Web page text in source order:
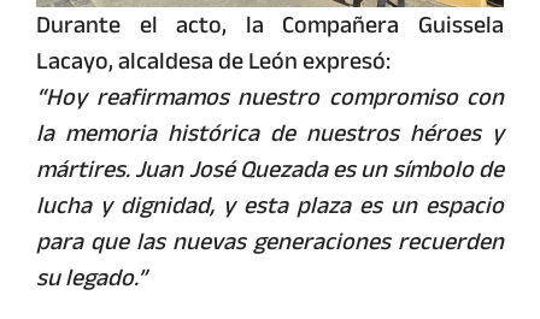
Durante el acto, la Compañera Guissela
Lacayo, alcaldesa de León expresó:
“Hoy reafirmamos nuestro compromiso con
la memoria histórica de nuestros héroes y
mártires. Juan José Quezada es un símbolo de
lucha y dignidad, y esta plaza es un espacio
para que las nuevas generaciones recuerden
su legado.”